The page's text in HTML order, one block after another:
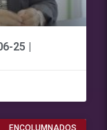
25 |